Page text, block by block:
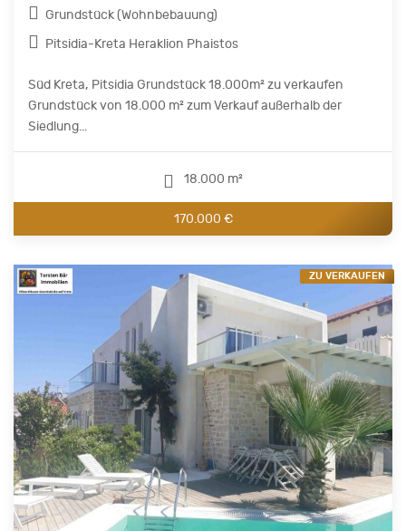
Grundstück (Wohnbebauung)
Pitsidia-Kreta Heraklion Phaistos
Süd Kreta, Pitsidia Grundstück 18.000m² zu verkaufen
Grundstück von 18.000 m² zum Verkauf außerhalb der
Siedlung...
18.000 m²
170.000 €
ZU VERKAUFEN